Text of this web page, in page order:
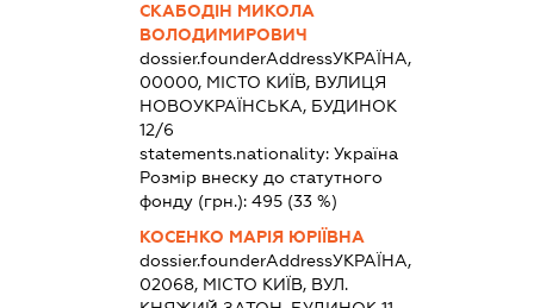
СКАБОДІН МИКОЛА
ВОЛОДИМИРОВИЧ
dossier.founderAddressУКРАЇНА,
00000, МІСТО КИЇВ, ВУЛИЦЯ
НОВОУКРАЇНСЬКА, БУДИНОК
12/6
statements.nationality:Україна
Розмір внеску до статутного
фонду (грн.):495 (33 %)
КОСЕНКО МАРІЯ ЮРІЇВНА
dossier.founderAddressУКРАЇНА,
02068, МІСТО КИЇВ, ВУЛ.